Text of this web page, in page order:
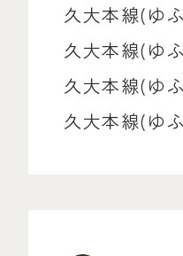
久大本線(ゆ
久大本線(ゆ
久大本線(ゆ
久大本線(ゆ